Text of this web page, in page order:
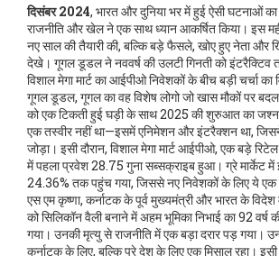
दिसंबर 2024, भारत और दुनिया भर में हुई ऐसी घटनाओं
राजनीति और खेल ने एक साथ ध्यान आकर्षित किया। इस
नए साल की तैयारी की, बल्कि बड़े फैसले, खोए हुए नेता और
देखे। गूगल डूडल ने नववर्ष की उलटी गिनती को इंटरैक्टिव
विशाल मेगा मार्ट का आईपीओ निवेशकों के बीच बड़ी चर्चा का
गूगल डूडल, गूगल का वह विशेष लोगो जो खास मौकों पर
को एक टिकती हुई घड़ी के साथ 2025 की शुरुआत का जश्न
एक तस्वीर नहीं था—इसमें एनिमेशन और इंटरैक्शन था,
जोड़ा। इसी दौरान, विशाल मेगा मार्ट आईपीओ, एक बड़े रिटेल
में पहला प्रवेश28.75 गुना सब्सक्राइब हुआ। ग्रे मार्केट में
24.36% तक पहुंच गया, जिससे नए निवेशकों के लिए ये एक
एस एम कृष्णा, कर्नाटक के पूर्व मुख्यमंत्री और भारत के विदेश
को सिलिकॉन वैली बनाने में अहम भूमिका निभाईका 92 वर्ष
गया। उनकी मृत्यु से राजनीति में एक बड़ा दरार पड़ गया।
कर्नाटक के लिए, बल्कि पूरे देश के लिए एक मिसाल रहा। इसी